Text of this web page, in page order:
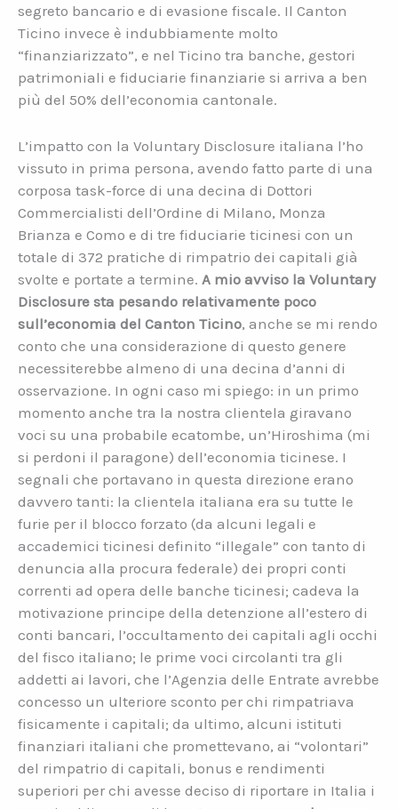
segreto bancario e di evasione fiscale. Il Canton
Ticino invece è indubbiamente molto
“finanziarizzato”, e nel Ticino tra banche, gestori
patrimoniali e fiduciarie finanziarie si arriva a ben
più del 50% dell’economia cantonale.
L’impatto con la Voluntary Disclosure italiana l’ho
vissuto in prima persona, avendo fatto parte di una
corposa task-force di una decina di Dottori
Commercialisti dell’Ordine di Milano, Monza
Brianza e Como e di tre fiduciarie ticinesi con un
totale di 372 pratiche di rimpatrio dei capitali già
svolte e portate a termine. A mio avviso la Voluntary
Disclosure sta pesando relativamente poco
sull’economia del Canton Ticino, anche se mi rendo
conto che una considerazione di questo genere
necessiterebbe almeno di una decina d’anni di
osservazione. In ogni caso mi spiego: in un primo
momento anche tra la nostra clientela giravano
voci su una probabile ecatombe, un’Hiroshima (mi
si perdoni il paragone) dell’economia ticinese. I
segnali che portavano in questa direzione erano
davvero tanti: la clientela italiana era su tutte le
furie per il blocco forzato (da alcuni legali e
accademici ticinesi definito “illegale” con tanto di
denuncia alla procura federale) dei propri conti
correnti ad opera delle banche ticinesi; cadeva la
motivazione principe della detenzione all’estero di
conti bancari, l’occultamento dei capitali agli occhi
del fisco italiano; le prime voci circolanti tra gli
addetti ai lavori, che l’Agenzia delle Entrate avrebbe
concesso un ulteriore sconto per chi rimpatriava
fisicamente i capitali; da ultimo, alcuni istituti
finanziari italiani che promettevano, ai “volontari”
del rimpatrio di capitali, bonus e rendimenti
superiori per chi avesse deciso di riportare in Italia i